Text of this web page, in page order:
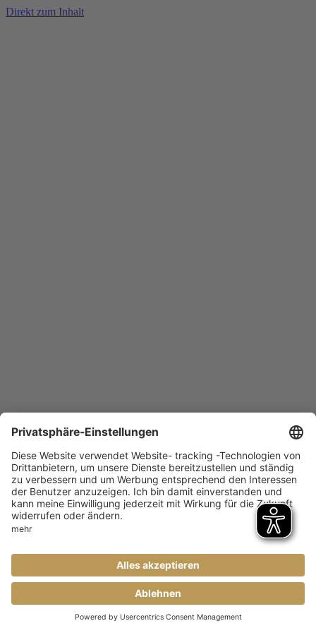
Direkt zum Inhalt